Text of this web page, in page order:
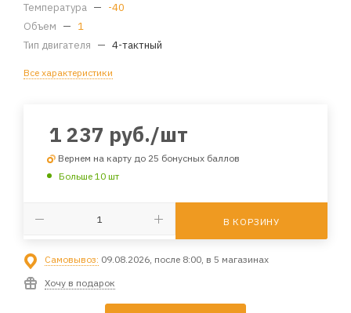
Температура — -40
Объем — 1
Тип двигателя — 4-тактный
Все характеристики
1 237 руб./шт
Вернем на карту до 25 бонусных баллов
Больше 10 шт
В КОРЗИНУ
Самовывоз: 09.08.2026, после 8:00, в 5 магазинах
Хочу в подарок